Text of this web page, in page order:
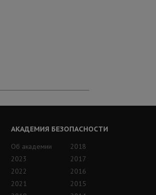
АКАДЕМИЯ БЕЗОПАСНОСТИ
Об академии
2023
2022
2021
2018
2017
2016
2015